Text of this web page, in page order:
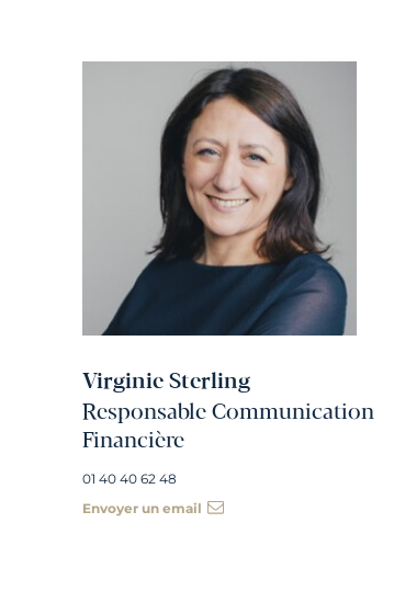
Virginie Sterling
Responsable Communication
Financière
01 40 40 62 48
Envoyer un email